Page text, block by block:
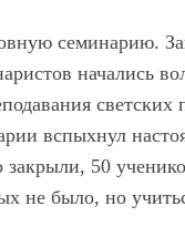
семинарию.
начались
светских
вспыхнул
50
не было, но